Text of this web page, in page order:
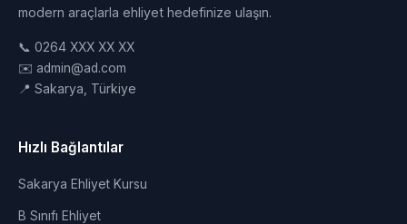
modern araçlarla ehliyet hedefinize ulaşın.
📞 0264 XXX XX XX
✉️ admin@ad.com
📍 Sakarya, Türkiye
Hızlı Bağlantılar
Sakarya Ehliyet Kursu
B Sınıfı Ehliyet